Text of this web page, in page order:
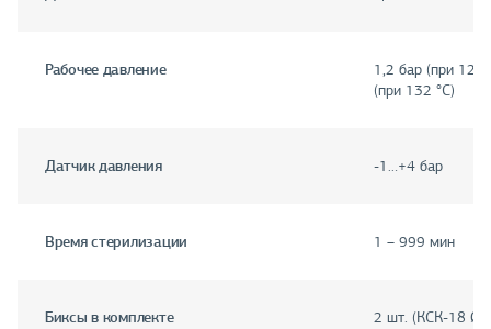
Рабочее давление
1,2 бар (при 121
(при 132 °C)
Датчик давления -1…+4 бар
Время стерилизации 1 – 999 мин
Биксы в комплекте 2 шт. (КСК-18 Ø